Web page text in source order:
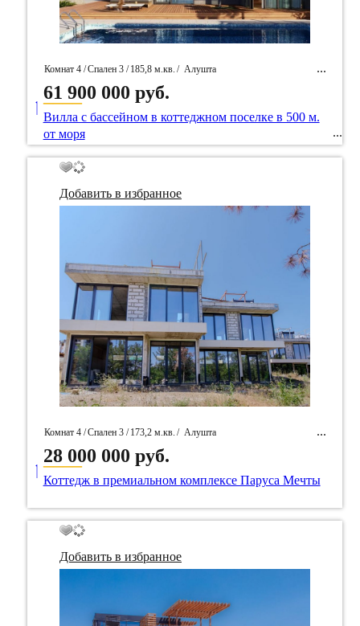
Комнат 4 /Спален 3 / 185,8 м.кв. / Алушта
/ Идентификатор собственность 101402
61 900 000 руб.
____
Вилла с бассейном в коттеджном поселке в 500 м.
от моря
Добавить в избранное
Комнат 4 /Спален 3 / 173,2 м.кв. / Алушта
/ Идентификатор собственность 101390
28 000 000 руб.
____
Коттедж в премиальном комплексе Паруса Мечты
Добавить в избранное